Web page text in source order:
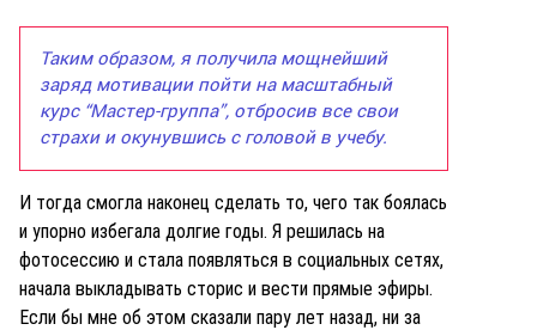
Таким образом, я получила мощнейший
заряд мотивации пойти на масштабный
курс “Мастер-группа”, отбросив все свои
страхи и окунувшись с головой в учебу.
И тогда смогла наконец сделать то, чего так боялась
и упорно избегала долгие годы. Я решилась на
фотосессию и стала появляться в социальных сетях,
начала выкладывать сторис и вести прямые эфиры.
Если бы мне об этом сказали пару лет назад, ни за